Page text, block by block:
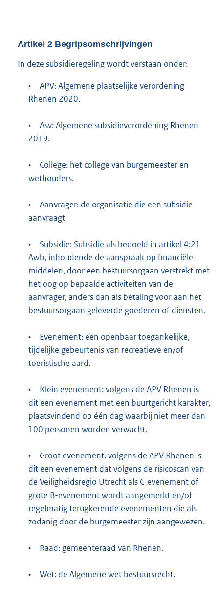
Artikel 2 Begripsomschrijvingen
In deze subsidieregeling wordt verstaan onder:
•
APV: Algemene plaatselijke verordening
Rhenen 2020.
•
Asv: Algemene subsidieverordening Rhenen
2019.
•
College: het college van burgemeester en
wethouders.
•
Aanvrager: de organisatie die een subsidie
aanvraagt.
•
Subsidie: Subsidie als bedoeld in artikel 4:21
Awb, inhoudende de aanspraak op financiële
middelen, door een bestuursorgaan verstrekt met
het oog op bepaalde activiteiten van de
aanvrager, anders dan als betaling voor aan het
bestuursorgaan geleverde goederen of diensten.
•
Evenement: een openbaar toegankelijke,
tijdelijke gebeurtenis van recreatieve en/of
toeristische aard.
•
Klein evenement: volgens de APV Rhenen is
dit een evenement met een buurtgericht karakter,
plaatsvindend op één dag waarbij niet meer dan
100 personen worden verwacht.
•
Groot evenement: volgens de APV Rhenen is
dit een evenement dat volgens de risicoscan van
de Veiligheidsregio Utrecht als C-evenement of
grote B-evenement wordt aangemerkt en/of
regelmatig terugkerende evenementen die als
zodanig door de burgemeester zijn aangewezen.
• Raad: gemeenteraad van Rhenen.
• Wet: de Algemene wet bestuursrecht.